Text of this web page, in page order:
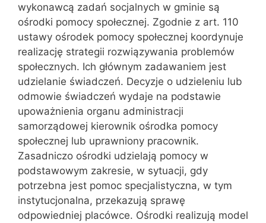
wykonawcą zadań socjalnych w gminie są
ośrodki pomocy społecznej. Zgodnie z art. 110
ustawy ośrodek pomocy społecznej koordynuje
realizację strategii rozwiązywania problemów
społecznych. Ich głównym zadawaniem jest
udzielanie świadczeń. Decyzje o udzieleniu lub
odmowie świadczeń wydaje na podstawie
upoważnienia organu administracji
samorządowej kierownik ośrodka pomocy
społecznej lub uprawniony pracownik.
Zasadniczo ośrodki udzielają pomocy w
podstawowym zakresie, w sytuacji, gdy
potrzebna jest pomoc specjalistyczna, w tym
instytucjonalna, przekazują sprawę
odpowiedniej placówce. Ośrodki realizują model